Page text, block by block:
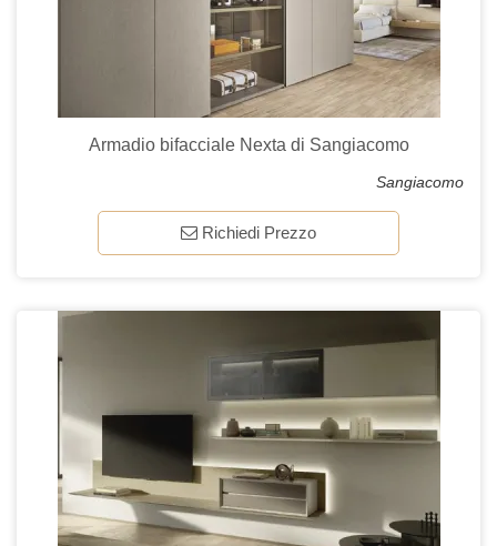
Armadio bifacciale Nexta di Sangiacomo
Sangiacomo
Richiedi Prezzo